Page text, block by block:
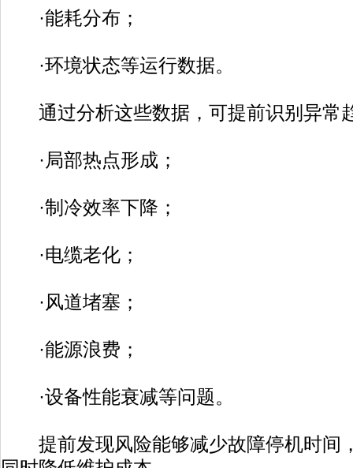
·能耗分布；
·环境状态等运行数据。
通过分析这些数据，可提前识别异常
·局部热点形成；
·制冷效率下降；
·电缆老化；
·风道堵塞；
·能源浪费；
·设备性能衰减等问题。
提前发现风险能够减少故障停机时间